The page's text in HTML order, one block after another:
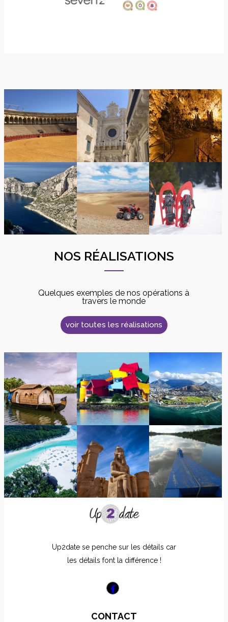
NOS RÉALISATIONS
Quelques exemples de nos opérations à
travers le monde
voir toutes les réalisations
Up2date se penche sur les détails car
les détails font la différence !
CONTACT